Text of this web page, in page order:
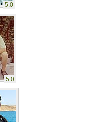
5.0
5.0